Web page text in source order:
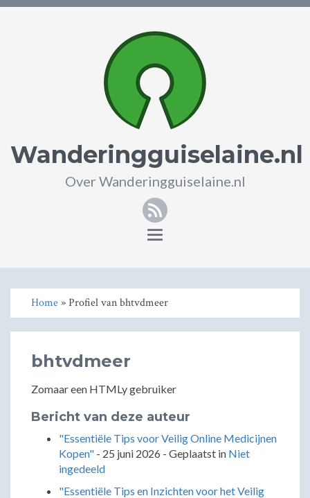
Wanderingguiselaine.nl
Over Wanderingguiselaine.nl
RSS
Toggle
Home» Profiel van bhtvdmeer
bhtvdmeer
Zomaar een HTMLy gebruiker
Bericht van deze auteur
"Essentiële Tips voor Veilig Online Medicijnen
Kopen" - 25 juni 2026 - Geplaatst in Niet
ingedeeld
"Essentiële Tips en Inzichten voor het Veilig